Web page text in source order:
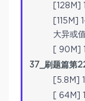
[128M]
[115M]
大异或值
[ 90M]
37_刷题篇第
[5.8M]
[ 64M]